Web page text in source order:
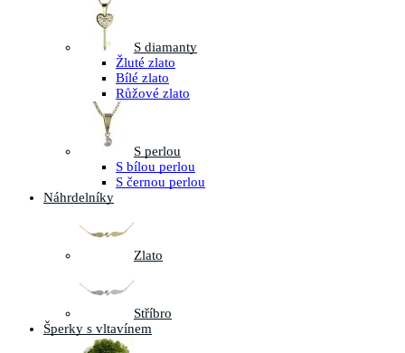
S diamanty
Žluté zlato
Bílé zlato
Růžové zlato
S perlou
S bílou perlou
S černou perlou
Náhrdelníky
Zlato
Stříbro
Šperky s vltavínem